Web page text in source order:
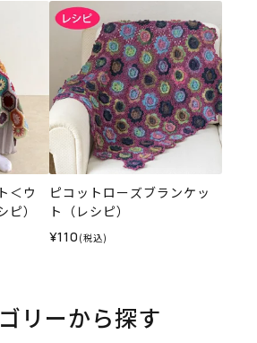
＜ウ
）
ピコットローズブランケッ
ト（レシピ）
¥110 (税込)
リーから探す